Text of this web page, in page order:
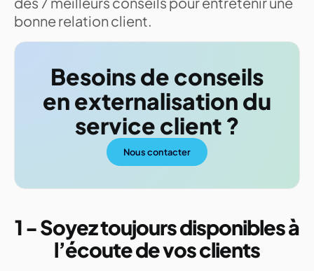
bonne relation client.
Besoins de conseils
en externalisation du
service client ?
Nous contacter
1 - Soyez toujours disponibles à
l’écoute de vos clients